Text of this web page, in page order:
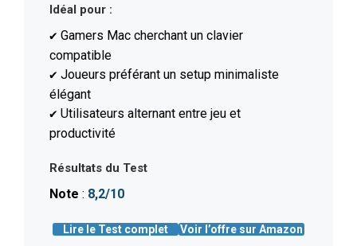
Idéal pour :
✔️ Gamers Mac cherchant un clavier
compatible
✔️ Joueurs préférant un setup minimaliste
élégant
✔️ Utilisateurs alternant entre jeu et
productivité
Résultats du Test
Note : 8,2/10
Lire le Test complet Voir l’offre sur Amazon